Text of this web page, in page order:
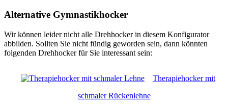
Alternative Gymnastikhocker
Wir können leider nicht alle Drehhocker in diesem Konfigurator
abbilden. Sollten Sie nicht fündig geworden sein, dann könnten
folgenden Drehhocker für Sie interessant sein:
Therapiehocker mit
schmaler Rückenlehne